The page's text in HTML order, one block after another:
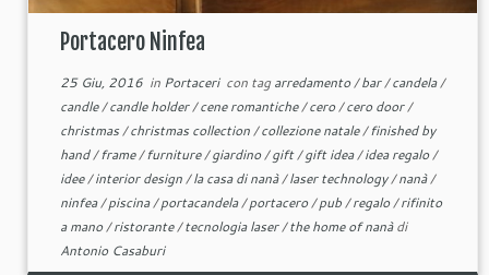
Portacero Ninfea
25 Giu, 2016in Portaceri con tagarredamento/bar/candela/
candle/candle holder/cene romantiche/cero/cero door/
christmas/christmas collection/collezione natale/finished by
hand/frame/furniture/giardino/gift/gift idea/idea regalo/
idee/interior design/la casa di nanà/laser technology/nanà/
ninfea/piscina/portacandela/portacero/pub/regalo/rifinito
a mano/ristorante/tecnologia laser/the home of nanàdi
Antonio Casaburi